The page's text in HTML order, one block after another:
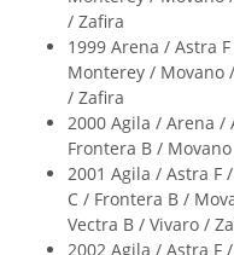
/ Zafira
1999 Arena / Astra
Monterey / Movano
/ Zafira
2000 Agila / Arena /
Frontera B /
2001 Agila / Astra F
C / Frontera B /
Vectra B / Vivaro /
2002 Agila / Astra F